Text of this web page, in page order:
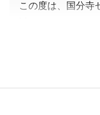
この度は、国分寺
らお手伝いでき、
お困りのことがご